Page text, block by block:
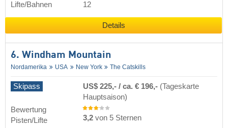
Lifte/Bahnen
12
Details
6. Windham Mountain
Nordamerika USA New York The Catskills
Skipass US$ 225,- / ca. € 196,- (Tageskarte
Hauptsaison)
Bewertung
Pisten/Lifte
3,2 von 5 Sternen